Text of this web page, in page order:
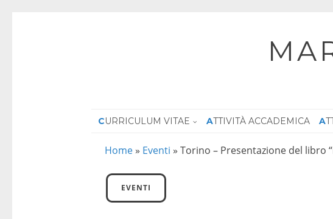
CURRICULUM VITAE ATTIVITÀ ACCADEMICA
Home » Eventi » Torino – Presentazione del libro
EVENTI